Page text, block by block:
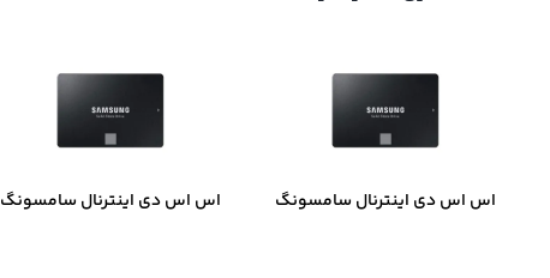
اس اس دی اینترنال سامسونگ
اس اس دی اینترنال سامسونگ